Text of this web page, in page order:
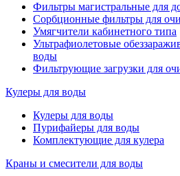
Фильтры магистральные для
Сорбционные фильтры для
Умягчители кабинетного типа
Ультрафиолетовые
воды
Фильтрующие загрузки для
Кулеры для воды
Кулеры для воды
Пурифайеры для воды
Комплектующие для кулера
Краны и смесители для воды